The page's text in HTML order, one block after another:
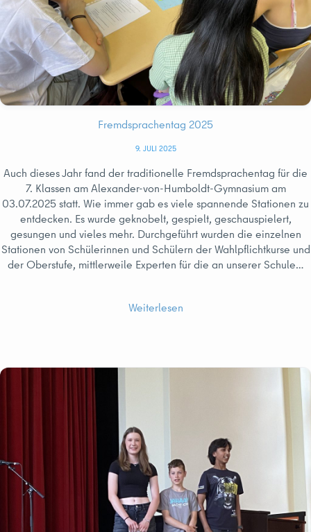
Fremdsprachentag 2025
9. JULI 2025
Auch dieses Jahr fand der traditionelle Fremdsprachentag für die
7. Klassen am Alexander-von-Humboldt-Gymnasium am
03.07.2025 statt. Wie immer gab es viele spannende Stationen zu
entdecken. Es wurde geknobelt, gespielt, geschauspielert,
gesungen und vieles mehr. Durchgeführt wurden die einzelnen
Stationen von Schülerinnen und Schülern der Wahlpflichtkurse und
der Oberstufe, mittlerweile Experten für die an unserer Schule…
Weiterlesen